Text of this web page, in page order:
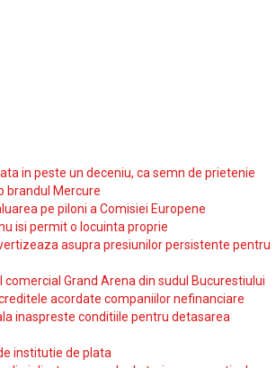
in peste un deceniu, ca semn de prietenie
brandul Mercure
pe piloni a Comisiei Europene
isi permit o locuinta proprie
asupra presiunilor persistente pentru
comercial Grand Arena din sudul Bucurestiului
acordate companiilor nefinanciare
inaspreste conditiile pentru detasarea
institutie de plata